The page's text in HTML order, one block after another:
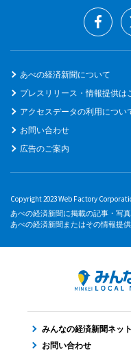
あべの経済新聞について
プレスリリース・情報提供は
アクセスデータの利用につい
お問い合わせ
広告のご案内
Copyright 2023 Web Factory
あべの経済新聞に掲載の記事・写
あべの経済新聞またはその情報提供
みんなの経済新聞ネッ
お問い合わせ